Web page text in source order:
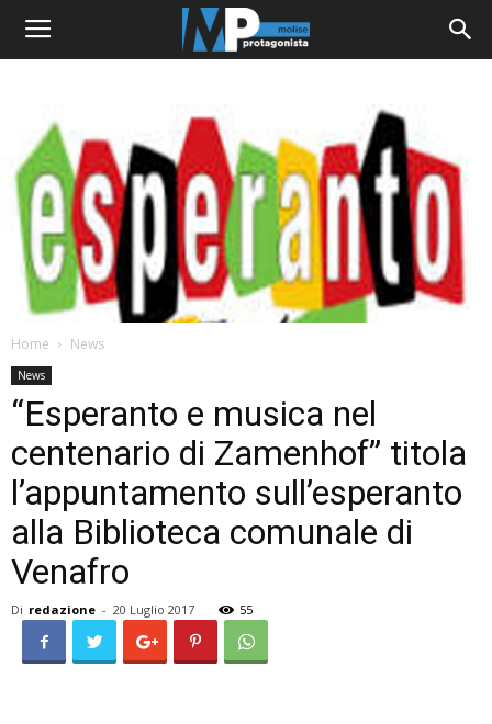
Home News
News
“Esperanto e musica nel
centenario di Zamenhof” titola
l’appuntamento sull’esperanto
alla Biblioteca comunale di
Venafro
Di redazione - 20 Luglio 2017 55